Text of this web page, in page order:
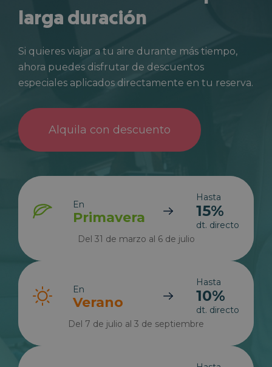
larga duración
Si quieres viajar a tu aire durante más tiempo,
ahora puedes disfrutar de descuentos
especiales aplicados directamente en tu reserva.
Alquila con descuento
En
Primavera
Hasta
15%
dt. directo
Del 31 de marzo al 6 de julio
En
Verano
Hasta
10%
dt. directo
Del 7 de julio al 3 de septiembre